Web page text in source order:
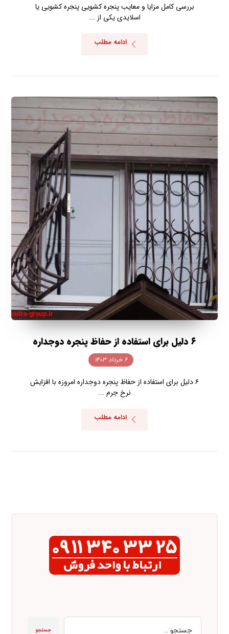
بررسی کامل مزایا و معایب پنجره کشویی پنجره کشویی یا
اسلایدی یکی از ...
ادامه مطلب
۶ دلیل برای استفاده از حفاظ پنجره دوجداره
۶ خرداد ۱۴۰۳
۶ دلیل برای استفاده از حفاظ پنجره دوجداره امروزه با افزایش
نرخ جرم ...
ادامه مطلب
جستجو